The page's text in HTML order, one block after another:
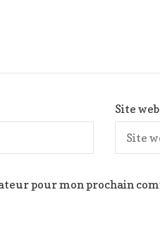
Site web
pour mon prochain